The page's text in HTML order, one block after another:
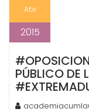
Abr
2015
PÚBLICO DE